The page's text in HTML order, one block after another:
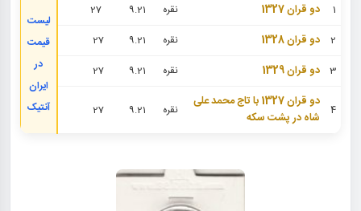
1
دو قران 1327 نقره 9.21
لیست
قیمت
در
ایران
آنتیک
2 دو قران 1328 نقره 9.21
27
3 دو قران 1329 نقره 9.21
27
4
دو قران 1327 با تاج محمد علی
شاه در پشت سکه
نقره 9.21
27